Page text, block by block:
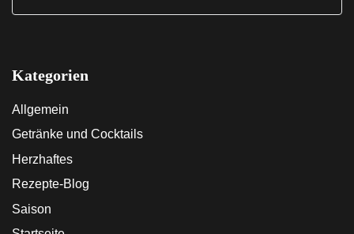
Kategorien
Allgemein
Getränke und Cocktails
Herzhaftes
Rezepte-Blog
Saison